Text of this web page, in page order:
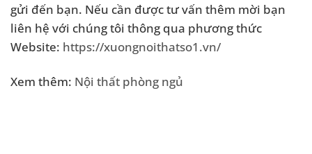
gửi đến bạn. Nếu cần được tư vấn thêm mời bạn
liên hệ với chúng tôi thông qua phương thức
Website: https://xuongnoithatso1.vn/
Xem thêm: Nội thất phòng ngủ